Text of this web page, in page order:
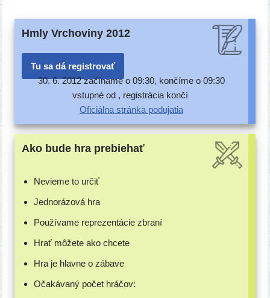
Hmly Vrchoviny 2012
Tu sa dá registrovať
30. 6. 2012 začí­na­me o 09:30, kon­čí­me o 09:30
vstup­né od , regis­trá­cia končí
Oficiálna strán­ka podujatia
Ako bude hra prebiehať
Nevieme to určiť
Jednorázová hra
Používame repre­zen­tá­cie zbraní
Hrať môže­te ako chcete
Hra je hlav­ne o zábave
Očakávaný počet hráčov: